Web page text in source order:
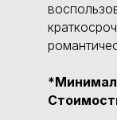
*